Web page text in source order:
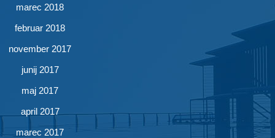
marec 2018
februar 2018
november 2017
junij 2017
maj 2017
april 2017
marec 2017